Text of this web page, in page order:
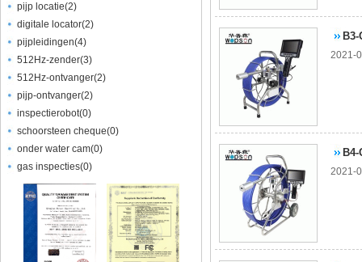
pijp locatie(2)
digitale locator(2)
pijpleidingen(4)
512Hz-zender(3)
512Hz-ontvanger(2)
pijp-ontvanger(2)
inspectierobot(0)
schoorsteen cheque(0)
onder water cam(0)
gas inspecties(0)
2021-
2021-